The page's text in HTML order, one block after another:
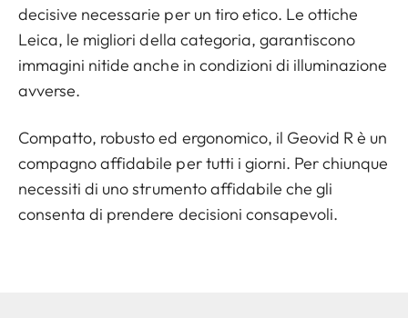
decisive necessarie per un tiro etico. Le ottiche
Leica, le migliori della categoria, garantiscono
immagini nitide anche in condizioni di illuminazione
avverse.
Compatto, robusto ed ergonomico, il Geovid R è un
compagno affidabile per tutti i giorni. Per chiunque
necessiti di uno strumento affidabile che gli
consenta di prendere decisioni consapevoli.